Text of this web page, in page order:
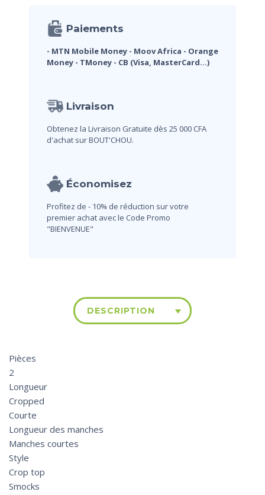
Paiements
- MTN Mobile Money - Moov Africa - Orange
Money - TMoney - CB (Visa, MasterCard...)
Livraison
Obtenez la Livraison Gratuite dès 25 000 CFA
d'achat sur BOUT'CHOU.
Économisez
Profitez de - 10% de réduction sur votre
premier achat avec le Code Promo
"BIENVENUE"
DESCRIPTION
Pièces
2
Longueur
Cropped
Courte
Longueur des manches
Manches courtes
Style
Crop top
Smocks